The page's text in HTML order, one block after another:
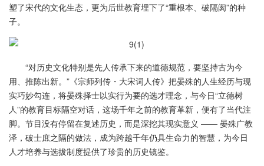
塑了宋代的文化生态，更为后世教育埋下了“重根本、破隔阂”的种
子。
“对历史文化特别是先人传承下来的道德规范，要坚持古为今
用、推陈出新。”《宗师列传・大宋词人传》把晏殊的人生经历与现
实巧妙勾连，将晏殊择士以实行为要的选才理念，与今日“立德树
人”的教育目标隔空对话，这场千年之前的教育革新，便有了当代注
脚。节目没有停留在复述历史，而是深挖其现实意义 —— 晏殊广教
泽，破士庶之隔的做法，成为跨越千年仍具生命力的智慧，为今日
人才培养与选拔制度提供了珍贵的历史镜鉴。